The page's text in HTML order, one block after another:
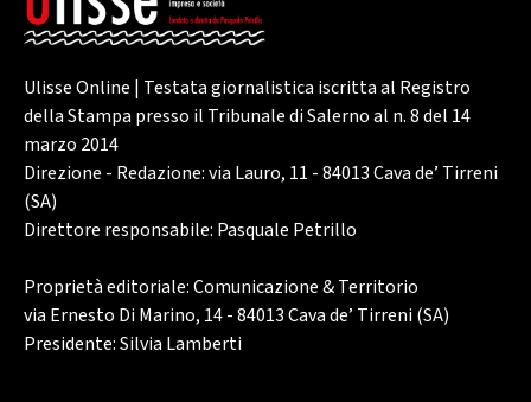
Ulisse Online | Testata giornalistica iscritta al Registro
della Stampa presso il Tribunale di Salerno al n. 8 del 14
marzo 2014
Direzione - Redazione: via Lauro, 11 - 84013 Cava de’ Tirreni
(SA)
Direttore responsabile: Pasquale Petrillo
Proprietà editoriale: Comunicazione & Territorio
via Ernesto Di Marino, 14 - 84013 Cava de’ Tirreni (SA)
Presidente: Silvia Lamberti